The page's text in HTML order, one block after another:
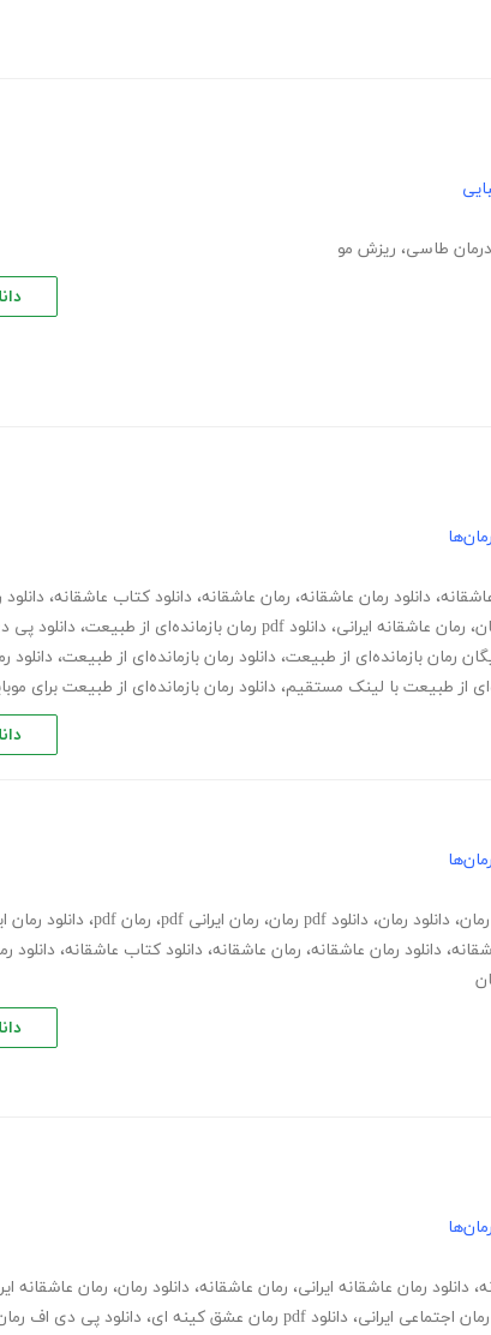
درمان طاسی، ریزش مو
، دانلود رمان عاشقانه، رمان عاشقانه، دانلود کتاب عاشقانه،
، رمان عاشقانه ایرانی، دانلود pdf رمان بازمانده‌ای از طبیعت ، دانلود پی
رمان بازمانده‌ای از طبیعت، دانلود رمان بازمانده‌ای از طبیعت، دانلود
از طبیعت با لینک مستقیم، دانلود رمان بازمانده‌ای از طبیعت برای
رمان، دانلود رمان، دانلود pdf رمان ، رمان ایرانی pdf ، رمان pdf ، دانلود رمان
، دانلود رمان عاشقانه، رمان عاشقانه، دانلود کتاب عاشقانه، دانلود
، دانلود رمان عاشقانه ایرانی، رمان عاشقانه، دانلود رمان، رمان عاشقانه
رمان اجتماعی ایرانی، دانلود pdf رمان عشق کینه ای ، دانلود پی دی اف